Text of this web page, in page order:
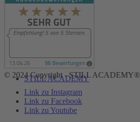
Blog
STILL ACADEMY
© 2024 Copyright - STILL ACADEMY®
Link zu Instagram
Link zu Facebook
Link zu Youtube